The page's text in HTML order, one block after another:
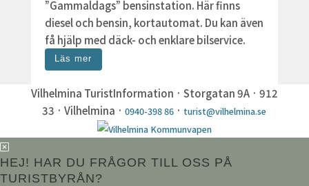
”Gammaldags” bensinstation. Här finns
diesel och bensin, kortautomat. Du kan även
få hjälp med däck- och enklare bilservice.
Läs mer
Vilhelmina TuristInformation · Storgatan 9A · 912
33 · Vilhelmina ·0940-398 86 · turist@vilhelmina.se
HEJ! HAR DU FRÅGOR TILL OSS PÅ
TURISTBYRÅN?